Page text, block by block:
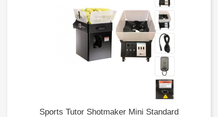
Sports Tutor Shotmaker Mini Standard